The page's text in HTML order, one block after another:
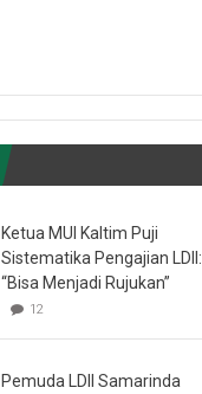
Ketua MUI Kaltim Puji
Sistematika Pengajian LDII:
“Bisa Menjadi Rujukan”
12
Pemuda LDII Samarinda